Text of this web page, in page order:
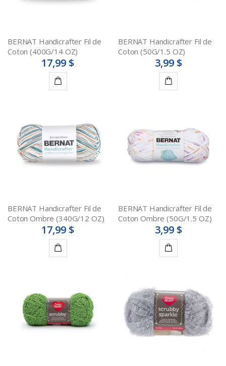
BERNAT Handicrafter Fil de
Coton (400G/14 OZ)
17,99 $
panier
BERNAT Handicrafter Fil de
Coton (50G/1.5 OZ)
3,99 $
BERNAT Handicrafter Fil de
Coton Ombre (340G/12 OZ)
17,99 $
panier
BERNAT Handicrafter Fil de
Coton Ombre (50G/1.5 OZ)
3,99 $